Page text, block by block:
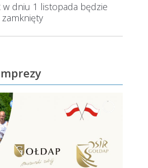
Następny
wpis:
w dniu 1 listopada będzie
zamknięty